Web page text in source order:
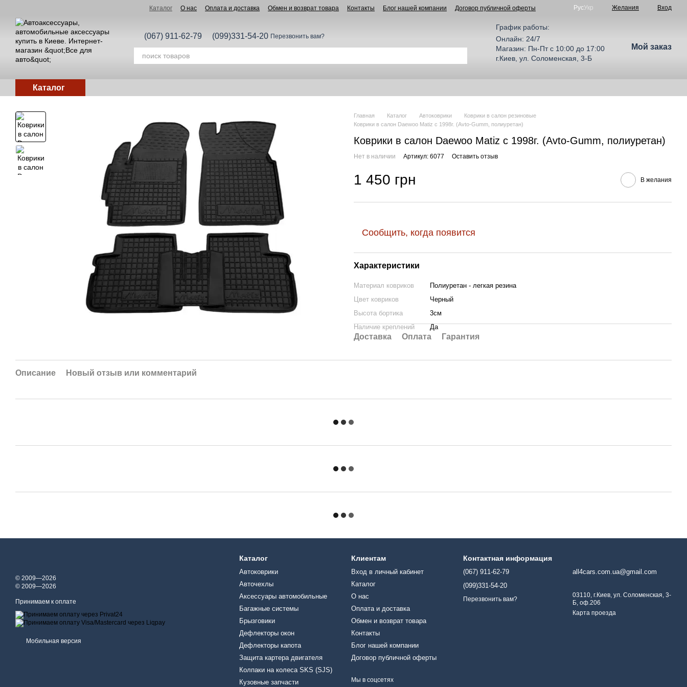
Каталог О нас Оплата и доставка Обмен и возврат товара Контакты Блог нашей компании Договор публичной оферты РусУкр Желания Вход
(067) 911-62-79 (099)331-54-20 Перезвонить вам?
График работы:
Онлайн: 24/7
Магазин: Пн-Пт с 10:00 до 17:00
г.Киев, ул. Соломенская, 3-Б
Мой заказ
Каталог
Главная Каталог Автоковрики
Коврики в салон резиновые
Коврики в салон Daewoo Matiz с 1998г. (Avto-Gumm, полиуретан)
Коврики в салон Daewoo Matiz с 1998г. (Avto-Gumm, полиуретан)
Нет в наличии Артикул: 6077 Оставить отзыв
1 450 грн В желания
Сообщить, когда появится
Характеристики
Материал ковриков
Полиуретан - легкая резина
Цвет ковриков
Черный
Высота бортика
3см
Наличие креплений
Да
Доставка Оплата Гарантия
Описание Новый отзыв или комментарий
© 2009—2026
© 2009—2026
Принимаем к оплате
Мобильная версия
Каталог
Автоковрики
Авточехлы
Аксессуары автомобильные
Багажные системы
Брызговики
Дефлекторы окон
Дефлекторы капота
Защита картера двигателя
Колпаки на колеса SKS (SJS)
Кузовные запчасти
Клиентам
Вход в личный кабинет
Каталог
О нас
Оплата и доставка
Обмен и возврат товара
Контакты
Блог нашей компании
Договор публичной оферты
Мы в соцсетях
Контактная информация
(067) 911-62-79
(099)331-54-20
Перезвонить вам?
all4cars.com.ua@gmail.com
03110, г.Киев, ул. Соломенская, 3-
Б, оф.206
Карта проезда